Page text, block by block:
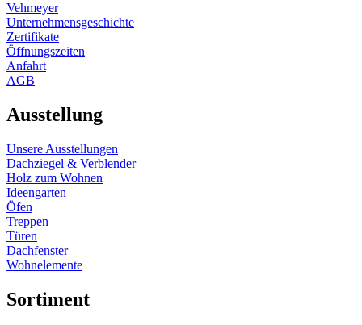
Vehmeyer
Unternehmensgeschichte
Zertifikate
Öffnungszeiten
Anfahrt
AGB
Ausstellung
Unsere Ausstellungen
Dachziegel & Verblender
Holz zum Wohnen
Ideengarten
Öfen
Treppen
Türen
Dachfenster
Wohnelemente
Sortiment